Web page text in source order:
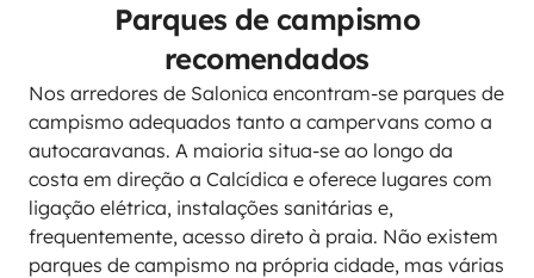
Parques de campismo
recomendados
Nos arredores de Salonica encontram-se parques de
campismo adequados tanto a campervans como a
autocaravanas. A maioria situa-se ao longo da
costa em direção a Calcídica e oferece lugares com
ligação elétrica, instalações sanitárias e,
frequentemente, acesso direto à praia. Não existem
parques de campismo na própria cidade, mas várias